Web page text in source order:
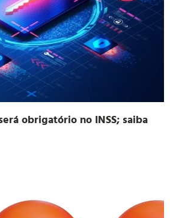
obrigatório no INSS; saiba